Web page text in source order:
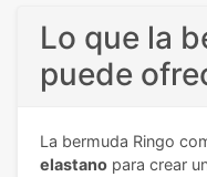
Lo que la
puede
La bermuda Ringo
elastano para crear